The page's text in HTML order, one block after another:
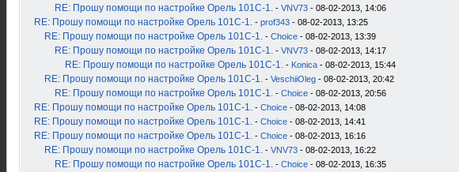
RE: Прошу помощи по настройке Орель 101С-1. - VNV73 - 08-02-2013, 14:06
RE: Прошу помощи по настройке Орель 101С-1. - prof343 - 08-02-2013, 13:25
RE: Прошу помощи по настройке Орель 101С-1. - Choice - 08-02-2013, 13:39
RE: Прошу помощи по настройке Орель 101С-1. - VNV73 - 08-02-2013, 14:17
RE: Прошу помощи по настройке Орель 101С-1. - Konica - 08-02-2013, 15:44
RE: Прошу помощи по настройке Орель 101С-1. - VeschiiOleg - 08-02-2013, 20:42
RE: Прошу помощи по настройке Орель 101С-1. - Choice - 08-02-2013, 20:56
RE: Прошу помощи по настройке Орель 101С-1. - Choice - 08-02-2013, 14:08
RE: Прошу помощи по настройке Орель 101С-1. - Choice - 08-02-2013, 14:41
RE: Прошу помощи по настройке Орель 101С-1. - Choice - 08-02-2013, 16:16
RE: Прошу помощи по настройке Орель 101С-1. - VNV73 - 08-02-2013, 16:22
RE: Прошу помощи по настройке Орель 101С-1. - Choice - 08-02-2013, 16:35